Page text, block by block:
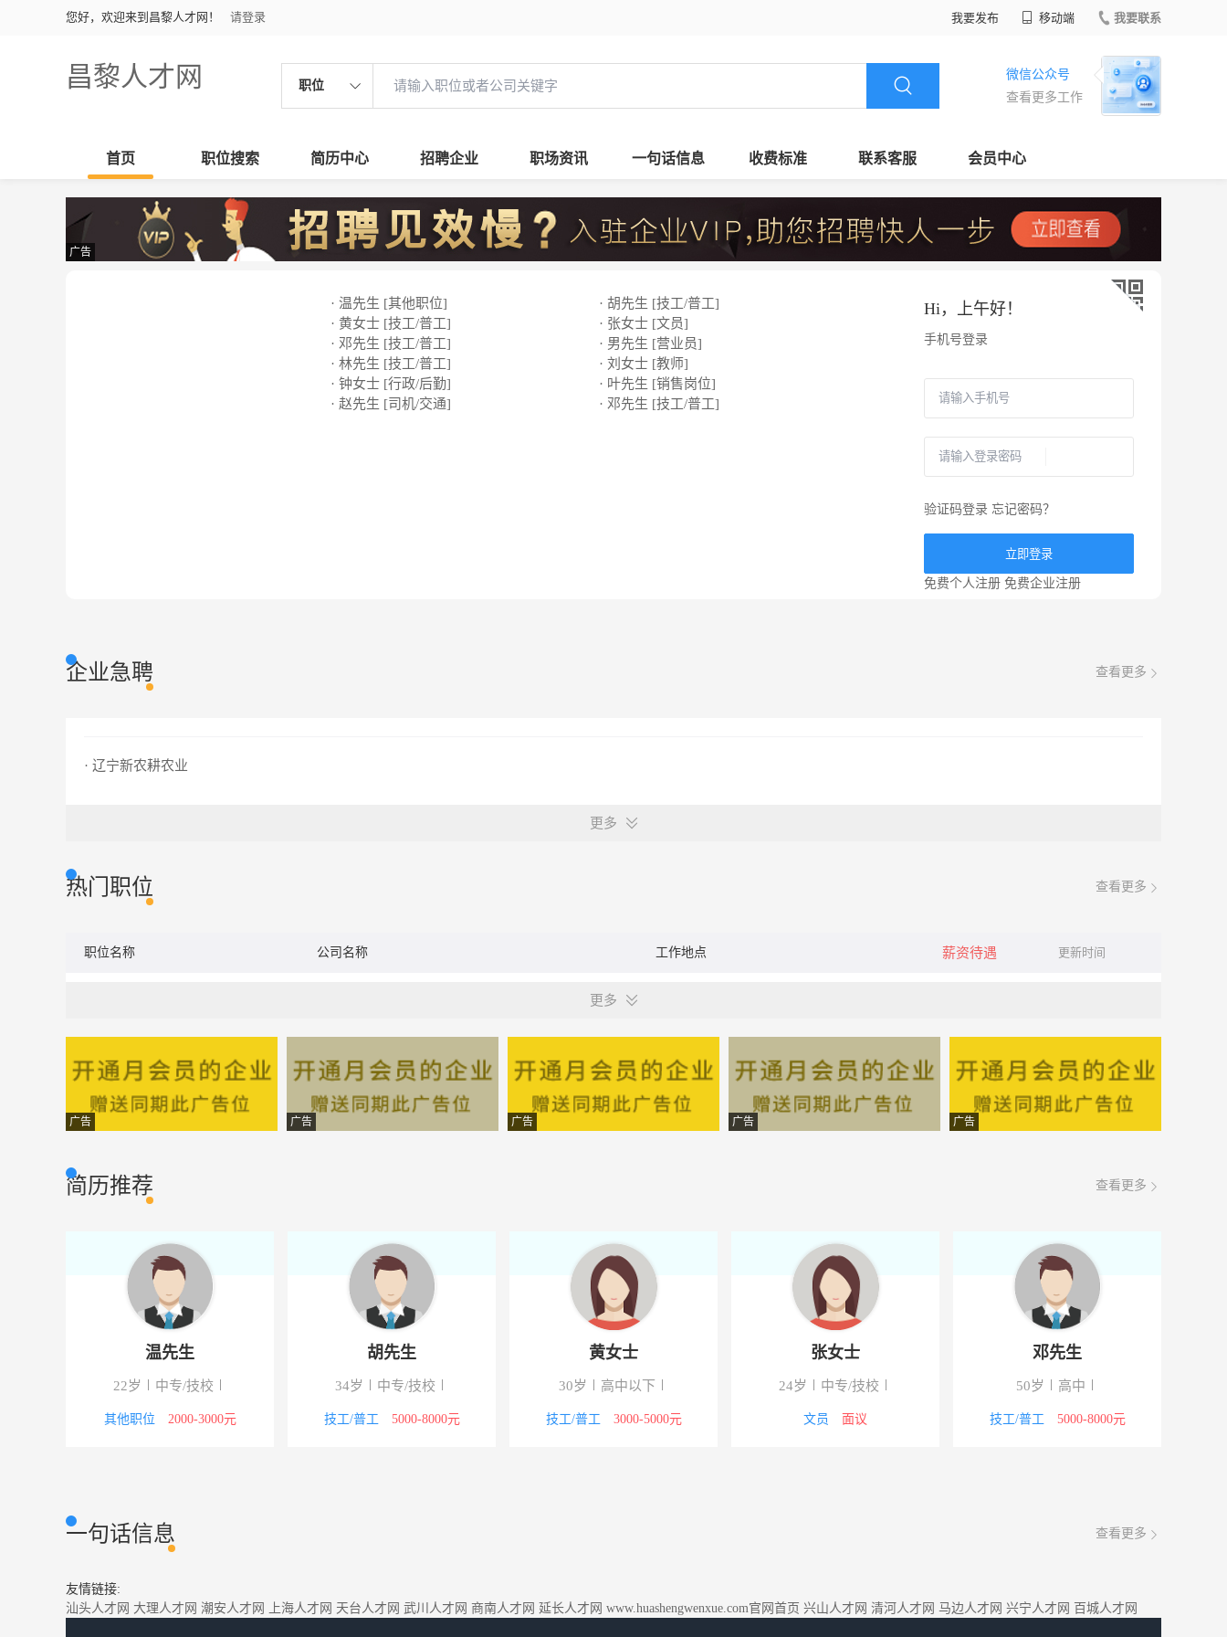
您好，欢迎来到昌黎人才网！ 请登录 我要发布 移动端 我要联系
昌黎人才网 职位
微信公众号
查看更多工作
首页 职位搜索 简历中心 招聘企业 职场资讯 一句话信息 收费标准 联系客服 会员中心
广告
· 温先生 [其他职位]
· 胡先生 [技工/普工]
· 黄女士 [技工/普工]
· 张女士 [文员]
· 邓先生 [技工/普工]
· 男先生 [营业员]
· 林先生 [技工/普工]
· 刘女士 [教师]
· 钟女士 [行政/后勤]
· 叶先生 [销售岗位]
· 赵先生 [司机/交通]
· 邓先生 [技工/普工]
Hi， 上午好！
手机号登录
验证码登录 忘记密码？
立即登录
免费个人注册 免费企业注册
企业急聘 查看更多
· 辽宁新农耕农业
更多
热门职位 查看更多
职位名称 公司名称 工作地点 薪资待遇 更新时间
更多
广告 广告 广告 广告 广告
简历推荐 查看更多
温先生
22岁 中专/技校
其他职位 2000-3000元
胡先生
34岁 中专/技校
技工/普工 5000-8000元
黄女士
30岁 高中以下
技工/普工 3000-5000元
张女士
24岁 中专/技校
文员 面议
邓先生
50岁 高中
技工/普工 5000-8000元
一句话信息 查看更多
友情链接:
汕头人才网 大理人才网 潮安人才网 上海人才网 天台人才网 武川人才网 商南人才网 延长人才网 www.huashengwenxue.com官网首页 兴山人才网 清河人才网 马边人才网 兴宁人才网 百城人才网